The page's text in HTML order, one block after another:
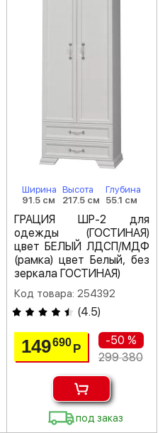
Ширина
91.5 см
Высота
217.5 см
Глубина
55.1 см
ГРАЦИЯ ШР-2 для
одежды (ГОСТИНАЯ)
цвет БЕЛЫЙ ЛДСП/МДФ
(рамка) цвет Белый, без
зеркала ГОСТИНАЯ)
Код товара: 254392
(4.5)
149690 Р
-50 %
299 380
под заказ